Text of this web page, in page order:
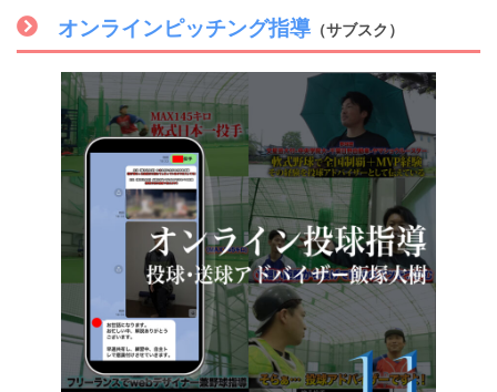
オンラインピッチング指導 （サブスク）